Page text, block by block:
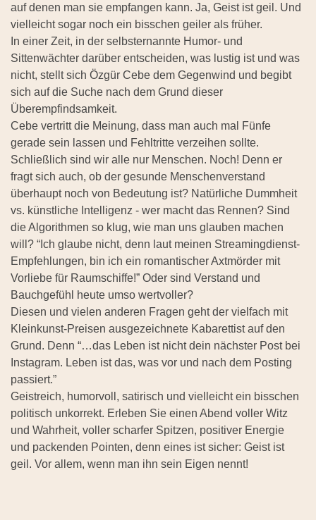
auf denen man sie empfangen kann. Ja, Geist ist geil. Und
vielleicht sogar noch ein bisschen geiler als früher.
In einer Zeit, in der selbsternannte Humor- und
Sittenwächter darüber entscheiden, was lustig ist und was
nicht, stellt sich Özgür Cebe dem Gegenwind und begibt
sich auf die Suche nach dem Grund dieser
Überempfindsamkeit.
Cebe vertritt die Meinung, dass man auch mal Fünfe
gerade sein lassen und Fehltritte verzeihen sollte.
Schließlich sind wir alle nur Menschen. Noch! Denn er
fragt sich auch, ob der gesunde Menschenverstand
überhaupt noch von Bedeutung ist? Natürliche Dummheit
vs. künstliche Intelligenz - wer macht das Rennen? Sind
die Algorithmen so klug, wie man uns glauben machen
will? “Ich glaube nicht, denn laut meinen Streamingdienst-
Empfehlungen, bin ich ein romantischer Axtmörder mit
Vorliebe für Raumschiffe!” Oder sind Verstand und
Bauchgefühl heute umso wertvoller?
Diesen und vielen anderen Fragen geht der vielfach mit
Kleinkunst-Preisen ausgezeichnete Kabarettist auf den
Grund. Denn “…das Leben ist nicht dein nächster Post bei
Instagram. Leben ist das, was vor und nach dem Posting
passiert.”
Geistreich, humorvoll, satirisch und vielleicht ein bisschen
politisch unkorrekt. Erleben Sie einen Abend voller Witz
und Wahrheit, voller scharfer Spitzen, positiver Energie
und packenden Pointen, denn eines ist sicher: Geist ist
geil. Vor allem, wenn man ihn sein Eigen nennt!